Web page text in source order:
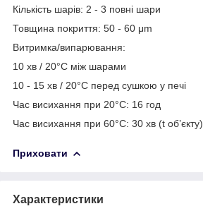
Кількість шарів: 2 - 3 повні шари
Товщина покриття: 50 - 60 μm
Витримка/випарювання:
10 хв / 20°C між шарами
10 - 15 хв / 20°C перед сушкою у печі
Час висихання при 20°C: 16 год
Час висихання при 60°C: 30 хв (t об’єкту)
Приховати
Характеристики